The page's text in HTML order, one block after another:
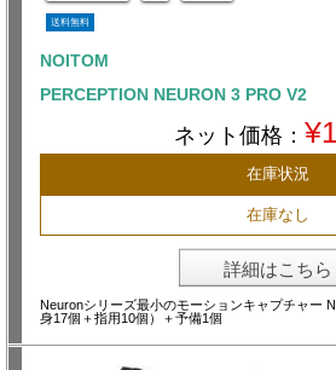
送料無料
NOITOM
PERCEPTION NEURON 3 PRO V2
ネット価格：
在庫状況
在庫なし
詳細はこちら
Neuronシリーズ最小のモーションキャプチャー
身17個＋指用10個）＋予備1個